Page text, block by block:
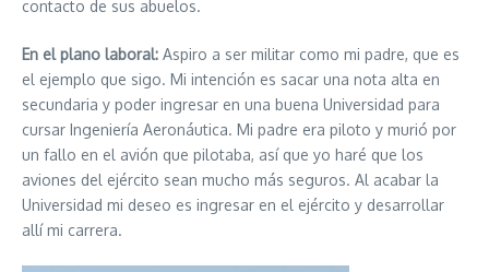
contacto de sus abuelos.
En el plano laboral: Aspiro a ser militar como mi padre, que es
el ejemplo que sigo. Mi intención es sacar una nota alta en
secundaria y poder ingresar en una buena Universidad para
cursar Ingeniería Aeronáutica. Mi padre era piloto y murió por
un fallo en el avión que pilotaba, así que yo haré que los
aviones del ejército sean mucho más seguros. Al acabar la
Universidad mi deseo es ingresar en el ejército y desarrollar
allí mi carrera.